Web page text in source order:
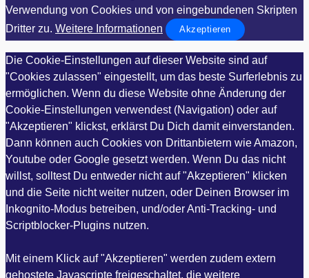
Verwendung von Cookies und von eingebundenen Skripten
Dritter zu. Weitere Informationen Akzeptieren
Die Cookie-Einstellungen auf dieser Website sind auf
"Cookies zulassen" eingestellt, um das beste Surferlebnis zu
ermöglichen. Wenn du diese Website ohne Änderung der
Cookie-Einstellungen verwendest (Navigation) oder auf
"Akzeptieren" klickst, erklärst Du Dich damit einverstanden.
Dann können auch Cookies von Drittanbietern wie Amazon,
Youtube oder Google gesetzt werden. Wenn Du das nicht
willst, solltest Du entweder nicht auf "Akzeptieren" klicken
und die Seite nicht weiter nutzen, oder Deinen Browser im
Inkognito-Modus betreiben, und/oder Anti-Tracking- und
Scriptblocker-Plugins nutzen.
Mit einem Klick auf "Akzeptieren" werden zudem extern
gehostete Javascripte freigeschaltet, die weitere